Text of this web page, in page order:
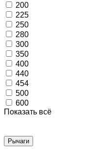
200
225
250
280
300
350
400
440
454
500
600
Показать всё
Рычаги